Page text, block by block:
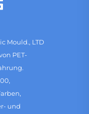
Mould., LTD
PET-
und